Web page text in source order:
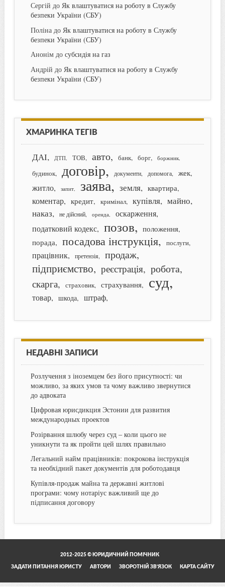
Сергій до Як влаштуватися на роботу в Службу
безпеки України (СБУ)
Полінадо Як влаштуватися на роботу в Службу
безпеки України (СБУ)
Анонімдо субсидія на газ
Андрій до Як влаштуватися на роботу в Службу
безпеки України (СБУ)
ХМАРИНКА ТЕГІВ
ДАІ ДТП ТОВ авто банк борг боржник
будинок договір документи допомога жек
житло запит заява земля квартира
коментар кредит кримінал купівля
майно
наказ
не дійсний оренда оскарження
податковий кодекс позов положення
порада посадова інструкція послуги
працівник претензія продаж
підприємство реєстрація робота
скарга страховик страхування суд
товар шкода штраф
НЕДАВНІ ЗАПИСИ
Розлучення з іноземцем без його присутності: чи
можливо, за яких умов та чому важливо звернутися
до адвоката
Цифровая юрисдикция Эстонии для развития
международных проектов
Розірвання шлюбу через суд – коли цього не
уникнути та як пройти цей шлях правильно
Легальний найм працівників: покрокова інструкція
та необхідний пакет документів для роботодавця
Купівля-продаж майна та державні житлові
програми: чому нотаріус важливий ще до
підписання договору
2012-2025 © ЮРИДИЧНИЙ ПОМІЧНИК
ЗАДАТИ ПИТАННЯ ЮРИСТУ АВТОРИ ЗВОРОТНІЙ ЗВ’ЯЗОК КАРТА САЙТУ